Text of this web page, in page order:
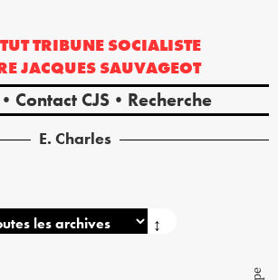
TRIBUNE SOCIALISTE
JACQUES SAUVAGEOT
Contact CJS Recherche
E. Charles
↕